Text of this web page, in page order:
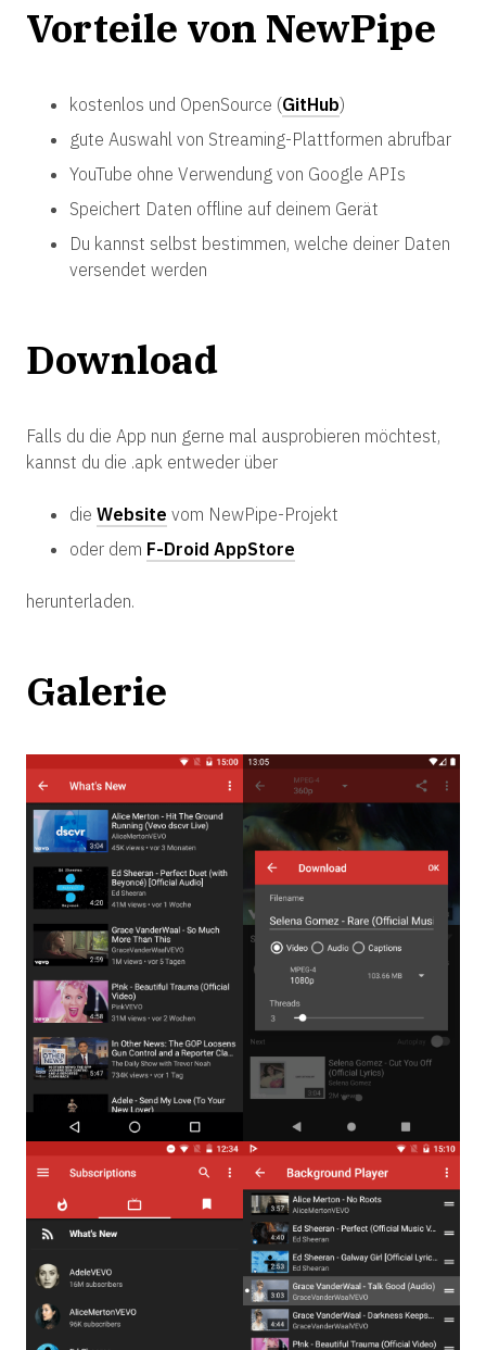
Vorteile von NewPipe
kostenlos und OpenSource (GitHub)
gute Auswahl von Streaming-Plattformen abrufbar
YouTube ohne Verwendung von Google APIs
Speichert Daten offline auf deinem Gerät
Du kannst selbst bestimmen, welche deiner Daten
versendet werden
Download
Falls du die App nun gerne mal ausprobieren möchtest,
kannst du die .apk entweder über
die Website vom NewPipe-Projekt
oder dem F-Droid AppStore
herunterladen.
Galerie